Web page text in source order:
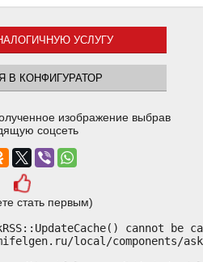
УСЛУГУ
В КОНФИГУРАТОР
изображение выбрав
соцсеть
стать первым)
cannot
local/components/